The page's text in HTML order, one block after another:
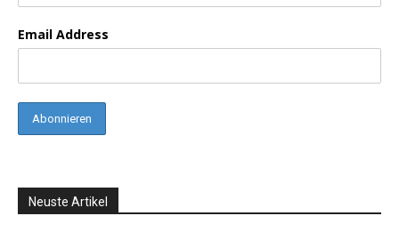
Email Address
Neuste Artikel